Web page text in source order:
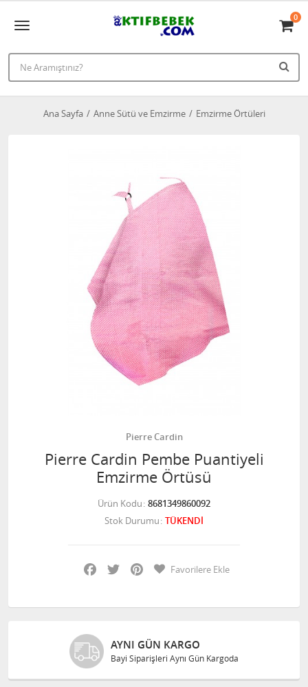
0
Ana Sayfa Anne Sütü ve Emzirme Emzirme Örtüleri
Pierre Cardin
Pierre Cardin Pembe Puantiyeli
Emzirme Örtüsü
Ürün Kodu 8681349860092
Stok Durumu TÜKENDİ
Facebook
Twitter PinterestFavorilere Ekle
AYNI GÜN KARGO
Bayi Siparişleri Aynı Gün Kargoda